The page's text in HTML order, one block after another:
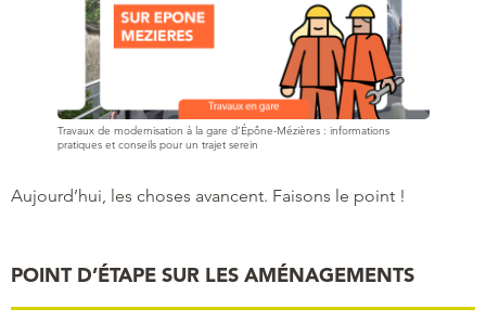
Travaux de modernisation à la gare d’Épône-Mézières : informations
pratiques et conseils pour un trajet serein
Aujourd’hui, les choses avancent. Faisons le point !
POINT D’ÉTAPE SUR LES AMÉNAGEMENTS